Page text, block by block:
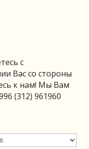
с
Вас со стороны
к нам! Мы Вам
(312) 961960